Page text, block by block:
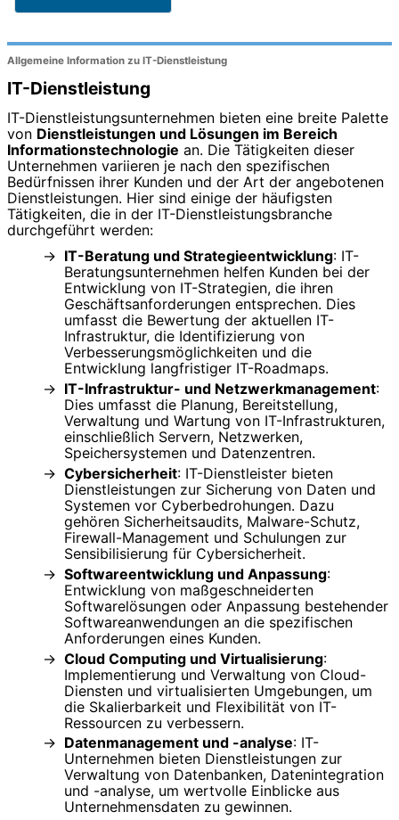
Allgemeine Information zu IT-Dienstleistung
IT-Dienstleistung
IT-Dienstleistungsunternehmen bieten eine breite Palette
von Dienstleistungen und Lösungen im Bereich
Informationstechnologie an. Die Tätigkeiten dieser
Unternehmen variieren je nach den spezifischen
Bedürfnissen ihrer Kunden und der Art der angebotenen
Dienstleistungen. Hier sind einige der häufigsten
Tätigkeiten, die in der IT-Dienstleistungsbranche
durchgeführt werden:
IT-Beratung und Strategieentwicklung: IT-
Beratungsunternehmen helfen Kunden bei der
Entwicklung von IT-Strategien, die ihren
Geschäftsanforderungen entsprechen. Dies
umfasst die Bewertung der aktuellen IT-
Infrastruktur, die Identifizierung von
Verbesserungsmöglichkeiten und die
Entwicklung langfristiger IT-Roadmaps.
IT-Infrastruktur- und Netzwerkmanagement:
Dies umfasst die Planung, Bereitstellung,
Verwaltung und Wartung von IT-Infrastrukturen,
einschließlich Servern, Netzwerken,
Speichersystemen und Datenzentren.
Cybersicherheit: IT-Dienstleister bieten
Dienstleistungen zur Sicherung von Daten und
Systemen vor Cyberbedrohungen. Dazu
gehören Sicherheitsaudits, Malware-Schutz,
Firewall-Management und Schulungen zur
Sensibilisierung für Cybersicherheit.
Softwareentwicklung und Anpassung:
Entwicklung von maßgeschneiderten
Softwarelösungen oder Anpassung bestehender
Softwareanwendungen an die spezifischen
Anforderungen eines Kunden.
Cloud Computing und Virtualisierung:
Implementierung und Verwaltung von Cloud-
Diensten und virtualisierten Umgebungen, um
die Skalierbarkeit und Flexibilität von IT-
Ressourcen zu verbessern.
Datenmanagement und -analyse: IT-
Unternehmen bieten Dienstleistungen zur
Verwaltung von Datenbanken, Datenintegration
und -analyse, um wertvolle Einblicke aus
Unternehmensdaten zu gewinnen.